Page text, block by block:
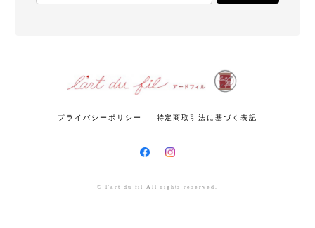
プライバシーポリシー 特定商取引法に基づく表記
© l'art du fil All rights reserved.